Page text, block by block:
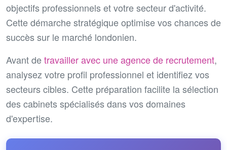
objectifs professionnels et votre secteur d'activité.
Cette démarche stratégique optimise vos chances de
succès sur le marché londonien.
Avant detravailler avec une agence de recrutement,
analysez votre profil professionnel et identifiez vos
secteurs cibles. Cette préparation facilite la sélection
des cabinets spécialisés dans vos domaines
d'expertise.